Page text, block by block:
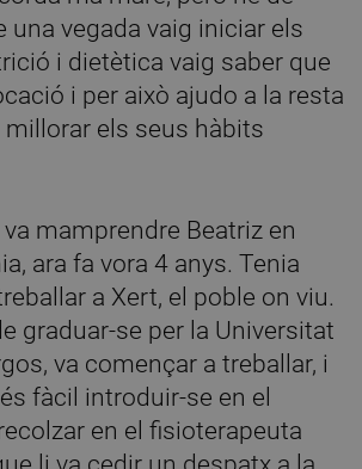
una vegada vaig iniciar els
i dietètica vaig saber que
i per això ajudo a la resta
millorar els seus hàbits
mamprendre Beatriz en
ara fa vora 4 anys. Tenia
a Xert, el poble on viu.
graduar-se per la Universitat
va començar a treballar, i
fàcil introduir-se en el
en el fisioterapeuta